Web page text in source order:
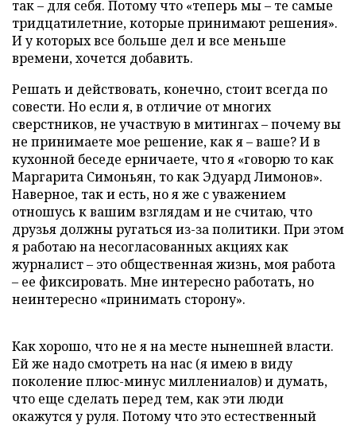
так – для себя. Потому что «теперь мы – те самые
тридцатилетние, которые принимают решения».
И у которых все больше дел и все меньше
времени, хочется добавить.
Решать и действовать, конечно, стоит всегда по
совести. Но если я, в отличие от многих
сверстников, не участвую в митингах – почему вы
не принимаете мое решение, как я – ваше? И в
кухонной беседе ерничаете, что я «говорю то как
Маргарита Симоньян, то как Эдуард Лимонов».
Наверное, так и есть, но я же с уважением
отношусь к вашим взглядам и не считаю, что
друзья должны ругаться из-за политики. При этом
я работаю на несогласованных акциях как
журналист – это общественная жизнь, моя работа
– ее фиксировать. Мне интересно работать, но
неинтересно «принимать сторону».
Как хорошо, что не я на месте нынешней власти.
Ей же надо смотреть на нас (я имею в виду
поколение плюс-минус миллениалов) и думать,
что еще сделать перед тем, как эти люди
окажутся у руля. Потому что это естественный